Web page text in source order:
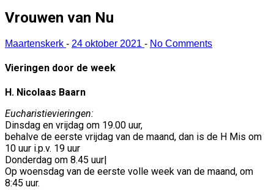
Vrouwen van Nu
Maartenskerk - 24 oktober 2021 - No Comments
Vieringen door de week
H. Nicolaas Baarn
Eucharistievieringen:
Dinsdag en vrijdag om 19.00 uur,
behalve de eerste vrijdag van de maand, dan is de H Mis om
10 uur i.p.v. 19 uur
Donderdag om 8.45 uur|
Op woensdag van de eerste volle week van de maand, om
8:45 uur.